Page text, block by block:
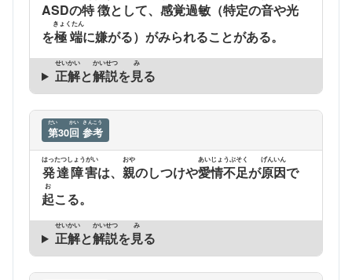
ASDの特徴として、 感覚過敏 （特定の音や光
を極端
きょくたん
に嫌がる）がみられることがある。
正解
せいかい
と解説
かいせつ
を見
み
る
第
だい
30回
かい
参考
さんこう
発達障害
はったつしょうがい
は、 親
おや
のしつけや愛情不足
あいじょうぶそく
が原因
げんいん
で
起
お
こる。
正解
せいかい
と解説
かいせつ
を見
み
る